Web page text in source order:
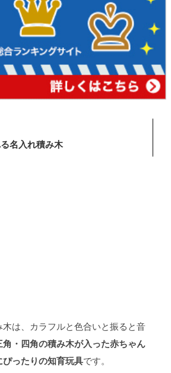
名入れ積み木
は、カラフルと色合いと振ると音
角・四角の積み木が入った赤ちゃん
ったりの知育玩具です。